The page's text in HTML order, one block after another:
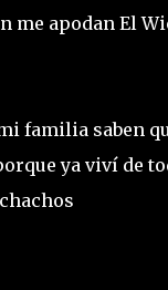
me apodan El
familia saben
ya viví de